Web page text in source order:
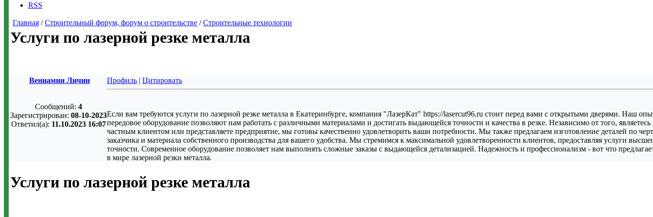
RSS
Главная /Строительный форум, форум о строительстве /Строительные технологии
Услуги по лазерной резке металла
Вениамин Личин
Сообщений: 4
Зарегистрирован: 08-10-2023
Ответил(а): 11.10.2023 16:07
Профиль | Цитировать
Если вам требуются услуги по лазерной резке металла в Екатеринбурге, компания "ЛазерКат" https://lasercut96.ru стоит перед вами с открытыми дверями. Наш
передовое оборудование позволяют нам работать с различными материалами и достигать выдающейся точности и качества в резке. Независимо от того,
частным клиентом или представляете предприятие, мы готовы качественно удовлетворить ваши потребности. Мы также предлагаем изготовление деталей по
заказчика и материала собственного производства для вашего удобства. Мы стремимся к максимальной удовлетворенности клиентов, предоставляя услуги
точности. Современное оборудование позволяет нам выполнять сложные заказы с выдающейся детализацией. Надежность и профессионализм - вот что
в мире лазерной резки металла.
Услуги по лазерной резке металла